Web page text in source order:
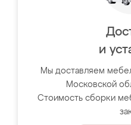
и
Мы доставляем
Московской
Стоимость сборки